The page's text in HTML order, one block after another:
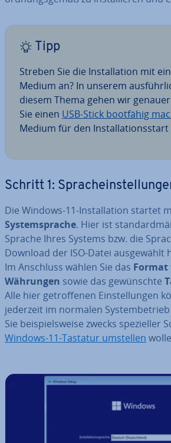
Tipp
Streben Sie die In­stal­la­ti­on mit
Medium an? In unserem
diesem Thema gehen wir
Sie einen USB-Stick bootfähig
Medium für den In­stal­la­ti­ons­start
Schritt 1:
Die Windows-11-In­stal­la­ti­on startet
Sys­tem­spra­che. Hier ist
Sprache Ihres Systems bzw. die
Download der ISO-Datei aus­ge­wählt
Im Anschluss wählen Sie das
Währungen sowie das ge­wünsch­te
Alle hier ge­trof­fe­nen Ein­stel­lun­gen
jederzeit im normalen
Sie bei­spiels­wei­se zwecks spe­zi­el­ler
Windows-11-Tastatur umstellen